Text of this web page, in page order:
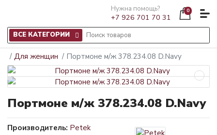
Нужна помощь?
+7 926 701 70 31
0
ВСЕ КАТЕГОРИИ
Для женщин Портмоне м/ж 378.234.08 D.Navy
Портмоне м/ж 378.234.08 D.Navy
Производитель: Petek